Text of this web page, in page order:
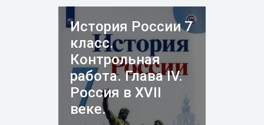
данной теме смотрите на
авторском сайте "История
ученикам и педагогам" или
https://www.istped.com/
История России 7
класс.
Контрольная
работа. Глава IV.
Россия в XVII
веке.